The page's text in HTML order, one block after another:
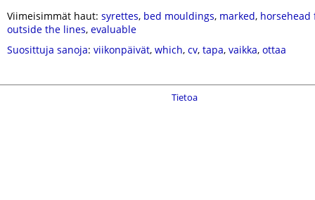
Viimeisimmät haut: syrettes, bed mouldings, marked, horsehead
outside the lines, evaluable
Suosittuja sanoja: viikonpäivät, which, cv, tapa, vaikka, ottaa
Tietoa